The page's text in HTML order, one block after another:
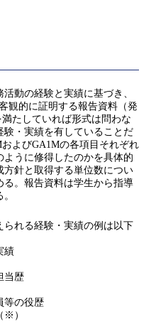
動の経験と実績に基づき、
観的に証明する報告資料（発
たしていれば形式は問わな
・実績を有していることだ
よびGA1Mの各項目それぞれ
うに修得したのかを具体的
針と取得する単位数につい
。報告資料は学生から指導
れる経験・実績の例は以下
績
当歴
等の役歴
※）